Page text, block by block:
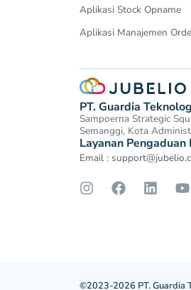
Aplikasi Stock Opname
Aplikasi Manajemen
PT. Guardia
Sampoerna Strategic
Semanggi, Kota
Layanan Pengaduan
Email :
©2023-2026 PT. Guardia